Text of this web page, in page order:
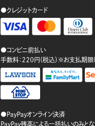
●クレジットカード
●コンビニ前払い
手数料：220円（税込）※お支払期限
●PayPayオンライン決済
PayPay残高による一括払いのみとな